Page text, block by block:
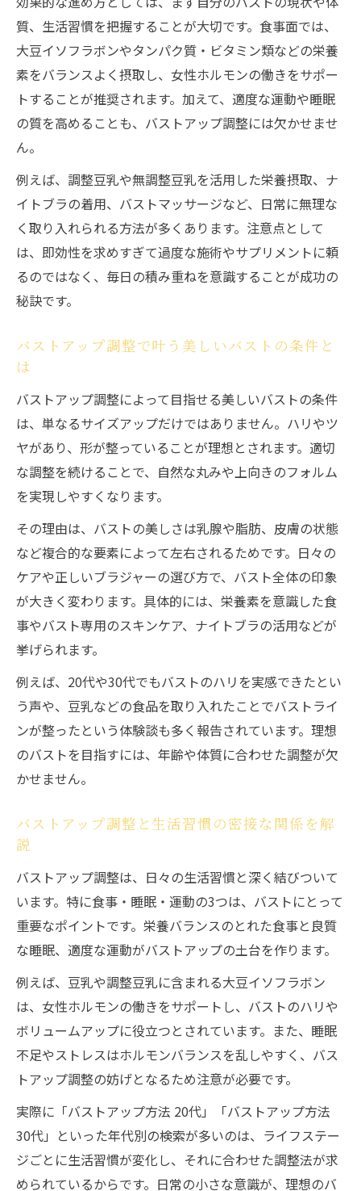
バストアップ調整に役立つ豆乳の取り入れ
方
豆乳によるバストアップ効果の根拠と実例
紹介
大人になっても可能なバストアップ方法を紹介
バストアップ調整は年齢問わず実現できる
理由
大人向けバストアップ調整の特徴と注意点
バストアップ調整に効果的な食事と運動法
大人になってもバストアップ可能な秘訣解
忙しい女性向けバストアップ習慣の作り方
バストアップ調整を続けるための生活改善
法
食生活で実践するバストアップ調整のポイ
バストアップ効果を高める毎日のコツを紹
介
女性ホルモンとセルフケアで美バストへ導く
バストアップ調整と女性ホルモンの関係を
解説
セルフケアでバストアップをサポートする
方法
バストアップ調整に役立つホルモンバラン
ス改善法
美バストを目指すバストアップセルフケア
バストアップ調整とストレス・睡眠の重要
無理なく続けるバストアップの習慣作り
バストアップ調整を習慣化するコツと工夫
無理のないバストアップ調整の続け方を解
説
バストアップを日常に取り入れるアイデア
集
バストアップ調整は継続が成功の鍵となる
毎日できるバストアップ調整セルフケア法
質、生活習慣を把握することが大切です。食事面では、
大豆イソフラボンやタンパク質・ビタミン類などの栄養
素をバランスよく摂取し、女性ホルモンの働きをサポー
トすることが推奨されます。加えて、適度な運動や睡眠
の質を高めることも、バストアップ調整には欠かせませ
ん。
例えば、調整豆乳や無調整豆乳を活用した栄養摂取、ナ
イトブラの着用、バストマッサージなど、日常に無理な
く取り入れられる方法が多くあります。注意点として
は、即効性を求めすぎて過度な施術やサプリメントに頼
るのではなく、毎日の積み重ねを意識することが成功の
秘訣です。
バストアップ調整で叶う美しいバストの条件と
は
バストアップ調整によって目指せる美しいバストの条件
は、単なるサイズアップだけではありません。ハリやツ
ヤがあり、形が整っていることが理想とされます。適切
な調整を続けることで、自然な丸みや上向きのフォルム
を実現しやすくなります。
その理由は、バストの美しさは乳腺や脂肪、皮膚の状態
など複合的な要素によって左右されるためです。日々の
ケアや正しいブラジャーの選び方で、バスト全体の印象
が大きく変わります。具体的には、栄養素を意識した食
事やバスト専用のスキンケア、ナイトブラの活用などが
挙げられます。
例えば、20代や30代でもバストのハリを実感できたとい
う声や、豆乳などの食品を取り入れたことでバストライ
ンが整ったという体験談も多く報告されています。理想
のバストを目指すには、年齢や体質に合わせた調整が欠
かせません。
バストアップ調整と生活習慣の密接な関係を解
説
バストアップ調整は、日々の生活習慣と深く結びついて
います。特に食事・睡眠・運動の3つは、バストにとって
重要なポイントです。栄養バランスのとれた食事と良質
な睡眠、適度な運動がバストアップの土台を作ります。
例えば、豆乳や調整豆乳に含まれる大豆イソフラボン
は、女性ホルモンの働きをサポートし、バストのハリや
ボリュームアップに役立つとされています。また、睡眠
不足やストレスはホルモンバランスを乱しやすく、バス
トアップ調整の妨げとなるため注意が必要です。
実際に「バストアップ方法 20代」「バストアップ方法
30代」といった年代別の検索が多いのは、ライフステー
ジごとに生活習慣が変化し、それに合わせた調整法が求
められているからです。日常の小さな意識が、理想のバ